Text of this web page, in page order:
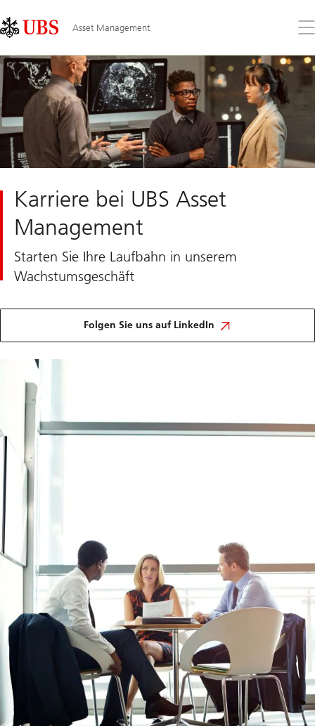
Links
Area
Asset Management
Sie
Karriere bei UBS Asset
Management
Starten Sie Ihre Laufbahn in unserem
Wachstumsgeschäft
Folgen Sie uns auf LinkedIn